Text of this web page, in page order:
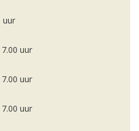
uur
uur
uur
uur